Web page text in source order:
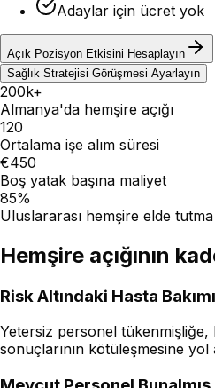
Adaylar için ücret yok
Açık Pozisyon Etkisini Hesaplayın
Sağlık Stratejisi Görüşmesi Ayarlayın
200k+
Almanya'da hemşire açığı
120
Ortalama işe alım süresi
€450
Boş yatak başına maliyet
85%
Uluslararası hemşire elde tutma
Hemşire açığının
Risk Altındaki Hasta Bakımı
Yetersiz personel tükenmişliğe,
sonuçlarının kötüleşmesine yol